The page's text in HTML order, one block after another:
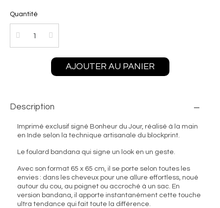
Quantité
AJOUTER AU PANIER
Description
Imprimé exclusif signé Bonheur du Jour, réalisé à la main
en Inde selon la technique artisanale du blockprint.
Le foulard bandana qui signe un look en un geste.
Avec son format 65 x 65 cm, il se porte selon toutes les
envies : dans les cheveux pour une allure effortless, noué
autour du cou, au poignet ou accroché à un sac. En
version bandana, il apporte instantanément cette touche
ultra tendance qui fait toute la différence.